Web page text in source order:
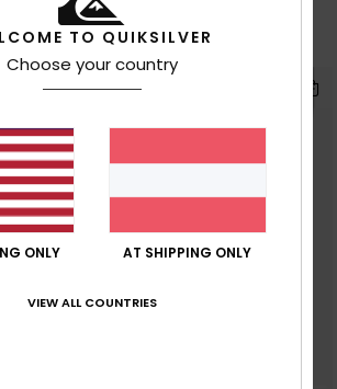
25 %
OUTLET
DOPPELTER RABATT EXTRA 25 %
TO QUIKSILVER
Choose your country
ONLY AT SHIPPING ONLY
VIEW ALL COUNTRIES